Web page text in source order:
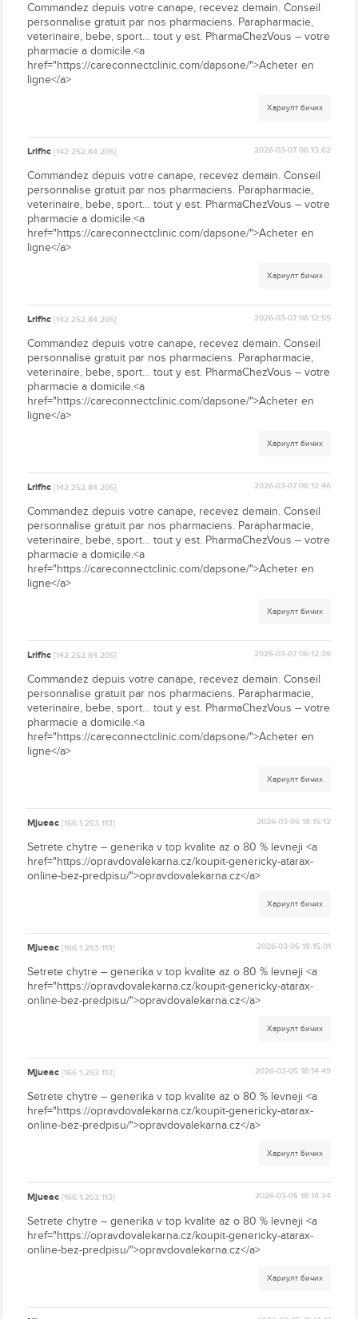
Commandez depuis votre canape, recevez demain. Conseil
personnalise gratuit par nos pharmaciens. Parapharmacie,
veterinaire, bebe, sport… tout y est. PharmaChezVous – votre
pharmacie a domicile.<a
href="https://careconnectclinic.com/dapsone/">Acheter en
ligne</a>
Хариулт бичих
Lrifhc[142.252.84.205] 2026-03-07 06:13:02
Commandez depuis votre canape, recevez demain. Conseil
personnalise gratuit par nos pharmaciens. Parapharmacie,
veterinaire, bebe, sport… tout y est. PharmaChezVous – votre
pharmacie a domicile.<a
href="https://careconnectclinic.com/dapsone/">Acheter en
ligne</a>
Хариулт бичих
Lrifhc[142.252.84.205] 2026-03-07 06:12:55
Commandez depuis votre canape, recevez demain. Conseil
personnalise gratuit par nos pharmaciens. Parapharmacie,
veterinaire, bebe, sport… tout y est. PharmaChezVous – votre
pharmacie a domicile.<a
href="https://careconnectclinic.com/dapsone/">Acheter en
ligne</a>
Хариулт бичих
Lrifhc[142.252.84.205] 2026-03-07 06:12:46
Commandez depuis votre canape, recevez demain. Conseil
personnalise gratuit par nos pharmaciens. Parapharmacie,
veterinaire, bebe, sport… tout y est. PharmaChezVous – votre
pharmacie a domicile.<a
href="https://careconnectclinic.com/dapsone/">Acheter en
ligne</a>
Хариулт бичих
Lrifhc[142.252.84.205] 2026-03-07 06:12:36
Commandez depuis votre canape, recevez demain. Conseil
personnalise gratuit par nos pharmaciens. Parapharmacie,
veterinaire, bebe, sport… tout y est. PharmaChezVous – votre
pharmacie a domicile.<a
href="https://careconnectclinic.com/dapsone/">Acheter en
ligne</a>
Хариулт бичих
Mjueac[166.1.253.113] 2026-03-05 18:15:12
Setrete chytre – generika v top kvalite az o 80 % levneji <a
href="https://opravdovalekarna.cz/koupit-genericky-atarax-
online-bez-predpisu/">opravdovalekarna.cz</a>
Хариулт бичих
Mjueac[166.1.253.113] 2026-03-05 18:15:01
Setrete chytre – generika v top kvalite az o 80 % levneji <a
href="https://opravdovalekarna.cz/koupit-genericky-atarax-
online-bez-predpisu/">opravdovalekarna.cz</a>
Хариулт бичих
Mjueac[166.1.253.113] 2026-03-05 18:14:49
Setrete chytre – generika v top kvalite az o 80 % levneji <a
href="https://opravdovalekarna.cz/koupit-genericky-atarax-
online-bez-predpisu/">opravdovalekarna.cz</a>
Хариулт бичих
Mjueac[166.1.253.113] 2026-03-05 18:14:34
Setrete chytre – generika v top kvalite az o 80 % levneji <a
href="https://opravdovalekarna.cz/koupit-genericky-atarax-
online-bez-predpisu/">opravdovalekarna.cz</a>
Хариулт бичих